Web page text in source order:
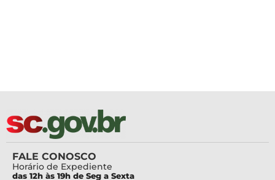
FALE CONOSCO
Horário de Expediente
das 12h às 19h de Seg a Sexta